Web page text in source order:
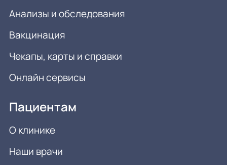
Анализы и обследования
Вакцинация
Чекапы, карты и справки
Онлайн сервисы
Пациентам
О клинике
Наши врачи